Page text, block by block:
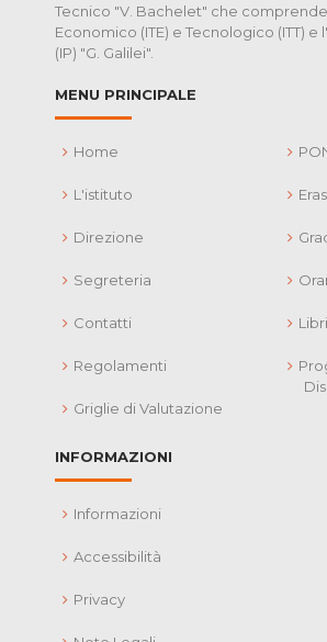
Tecnico "V. Bachelet" che
Economico (ITE) e Tecnologico (ITT)
(IP) "G. Galilei".
MENU PRINCIPALE
Home
L'istituto
Direzione
Segreteria
Contatti
Regolamenti
Griglie di Valutazione
INFORMAZIONI
Informazioni
Accessibilità
Privacy